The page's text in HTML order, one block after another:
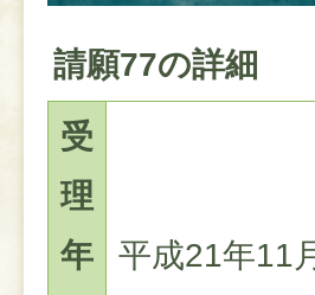
請願77の詳細
受
理
年
平成21年11